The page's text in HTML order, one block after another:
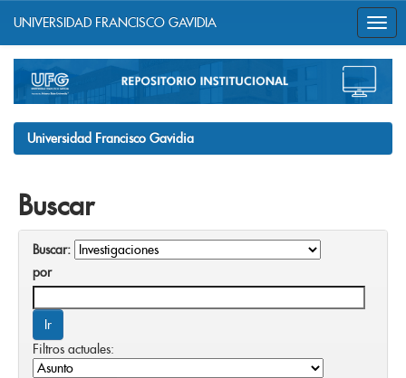
navigation
UNIVERSIDAD FRANCISCO GAVIDIA
Universidad Francisco Gavidia
Buscar
Buscar:
por
Filtros actuales: